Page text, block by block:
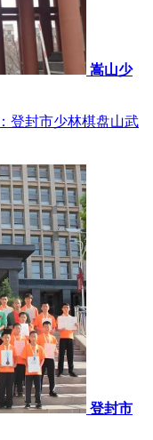
嵩山少
登封市少林棋盘山武
登封市